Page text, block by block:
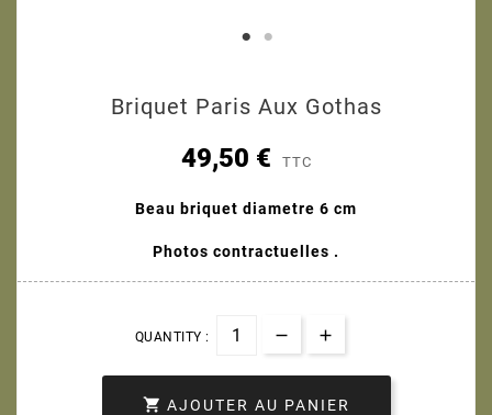
Briquet Paris Aux Gothas
49,50 € TTC
Beau briquet diametre 6 cm
Photos contractuelles .
QUANTITY :
 AJOUTER AU PANIER